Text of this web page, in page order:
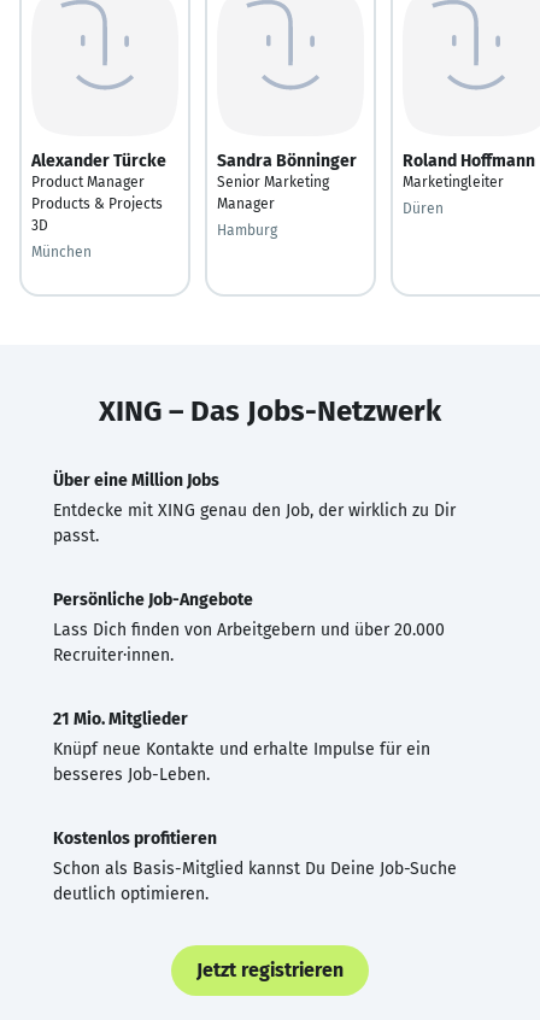
Alexander Türcke
Product Manager
Products & Projects
3D
München
Sandra Bönninger
Senior Marketing
Manager
Hamburg
Roland Hoffmann
Marketingleiter
Düren
XING – Das Jobs-Netzwerk
Über eine Million Jobs
Entdecke mit XING genau den Job, der wirklich zu Dir
passt.
Persönliche Job-Angebote
Lass Dich finden von Arbeitgebern und über 20.000
Recruiter·innen.
21 Mio. Mitglieder
Knüpf neue Kontakte und erhalte Impulse für ein
besseres Job-Leben.
Kostenlos profitieren
Schon als Basis-Mitglied kannst Du Deine Job-Suche
deutlich optimieren.
Jetzt registrieren